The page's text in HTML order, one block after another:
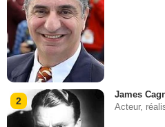
2
James
Acteur,